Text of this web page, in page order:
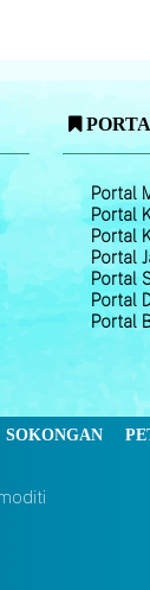
Portal
Portal
Portal
Portal
Portal
Portal
Portal